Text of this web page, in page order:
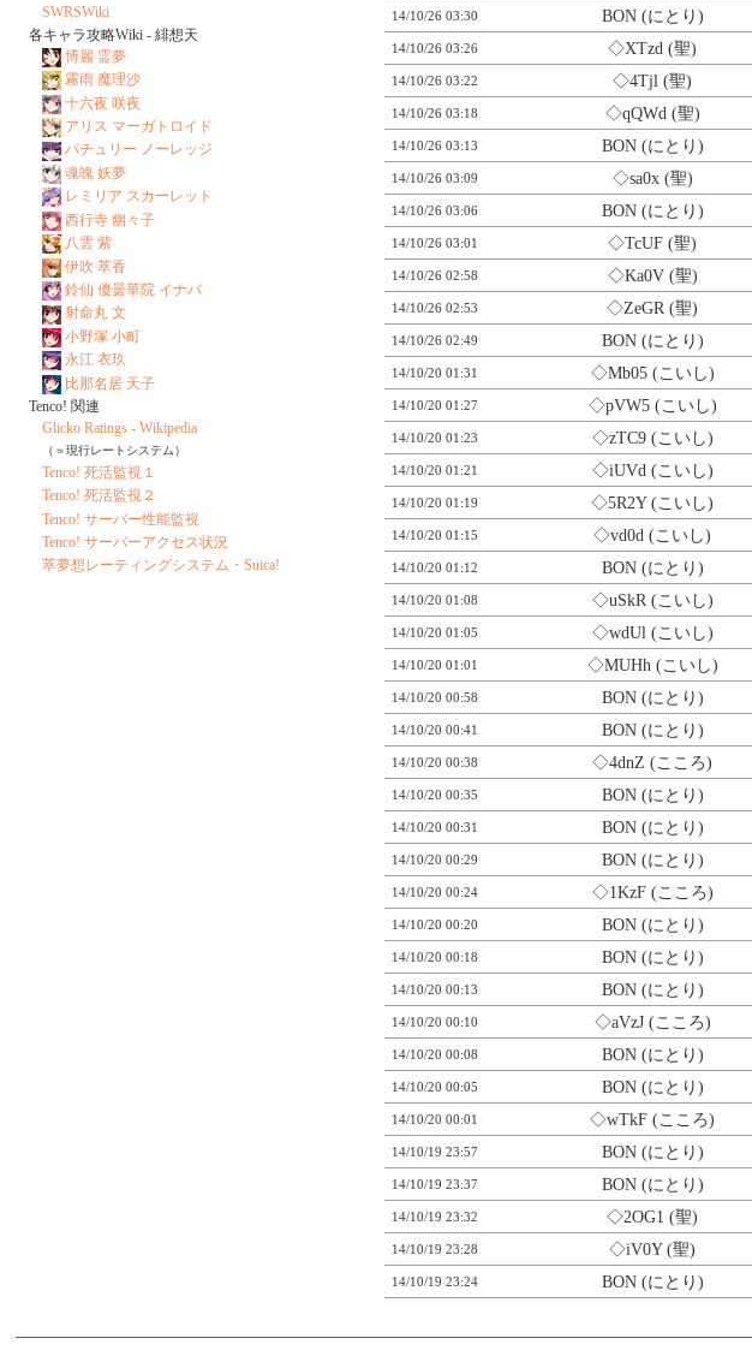
14/10/26 03:30 BON (にとり)
14/10/26 03:26 ◇XTzd (聖)
14/10/26 03:22 ◇4Tjl (聖)
14/10/26 03:18 ◇qQWd(聖)
14/10/26 03:13 BON (にとり)
14/10/26 03:09 ◇sa0x(聖)
14/10/26 03:06 BON (にとり)
14/10/26 03:01 ◇TcUF (聖)
14/10/26 02:58 ◇Ka0V(聖)
14/10/26 02:53 ◇ZeGR(聖)
14/10/26 02:49 BON (にとり)
14/10/20 01:31 ◇Mb05(こいし)
14/10/20 01:27 ◇pVW5(こいし)
14/10/20 01:23 ◇zTC9(こいし)
14/10/20 01:21 ◇iUVd(こいし)
14/10/20 01:19 ◇5R2Y(こいし)
14/10/20 01:15 ◇vd0d (こいし)
14/10/20 01:12 BON (にとり)
14/10/20 01:08 ◇uSkR(こいし)
14/10/20 01:05 ◇wdUl(こいし)
14/10/20 01:01 ◇MUHh(こいし)
14/10/20 00:58 BON (にとり)
14/10/20 00:41 BON (にとり)
14/10/20 00:38 ◇4dnZ (こころ)
14/10/20 00:35 BON (にとり)
14/10/20 00:31 BON (にとり)
14/10/20 00:29 BON (にとり)
14/10/20 00:24 ◇1KzF(こころ)
14/10/20 00:20 BON (にとり)
14/10/20 00:18 BON (にとり)
14/10/20 00:13 BON (にとり)
14/10/20 00:10 ◇aVzJ(こころ)
14/10/20 00:08 BON (にとり)
14/10/20 00:05 BON (にとり)
14/10/20 00:01 ◇wTkF (こころ)
14/10/19 23:57 BON (にとり)
14/10/19 23:37 BON (にとり)
14/10/19 23:32 ◇2OG1 (聖)
14/10/19 23:28 ◇iV0Y(聖)
14/10/19 23:24 BON (にとり)
SWRSWiki
各キャラ攻略Wiki - 緋想天
博麗 霊夢
霧雨 魔理沙
十六夜 咲夜
アリス マーガトロイド
パチュリー ノーレッジ
魂魄 妖夢
レミリア スカーレット
西行寺 幽々子
八雲 紫
伊吹 萃香
鈴仙 優曇華院 イナバ
射命丸 文
小野塚 小町
永江 衣玖
比那名居 天子
Tenco! 関連
Glicko Ratings - Wikipedia
（＝現行レートシステム）
Tenco! 死活監視１
Tenco! 死活監視２
Tenco! サーバー性能監視
Tenco! サーバーアクセス状況
萃夢想レーティングシステム・Suica!